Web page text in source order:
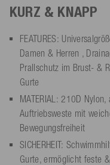
KURZ & KNAPP
FEATURES:
Damen & Herren ,
Prallschutz im Brust- &
Gurte
MATERIAL: 210D
Auftriebsweste mit
Bewegungsfreiheit
SICHERHEIT:
Gurte, ermöglicht feste